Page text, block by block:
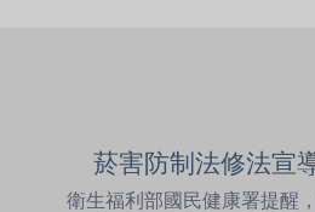
菸害防制法修法宣
衛生福利部國民健康署提醒